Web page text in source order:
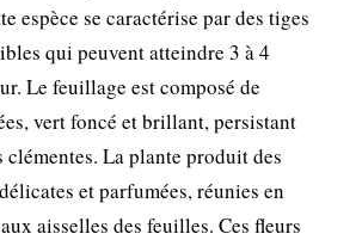
espèce se caractérise par des tiges
qui peuvent atteindre 3 à 4
Le feuillage est composé de
vert foncé et brillant, persistant
clémentes. La plante produit des
et parfumées, réunies en
aisselles des feuilles. Ces fleurs